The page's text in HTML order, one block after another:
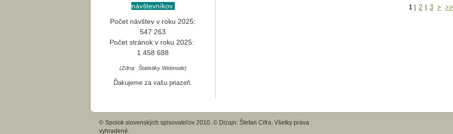
1 2 3 > >>
návštevníkov
Počet návštev v roku 2025:
547 263
Počet stránok v roku 2025:
1 458 688
(Zdroj: Štatistiky Webnode)
Ďakujeme za vašu priazeň.
© Spolok slovenských spisovateľov 2010. © Dizajn: Štefan Cifra. Všetky práva
vyhradené.